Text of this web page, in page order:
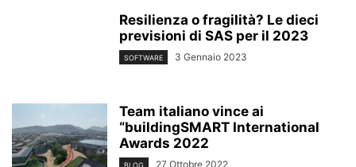
Resilienza o fragilità? Le dieci
previsioni di SAS per il 2023
SOFTWARE 3 Gennaio 2023
Team italiano vince ai
“buildingSMART International
Awards 2022
27 Ottobre 2022